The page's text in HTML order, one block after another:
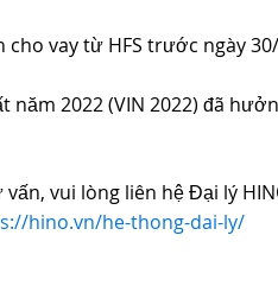
vay từ HFS trước ngày
năm 2022 (VIN 2022) đã
vui lòng liên hệ Đại lý
hino.vn/he-thong-dai-ly/